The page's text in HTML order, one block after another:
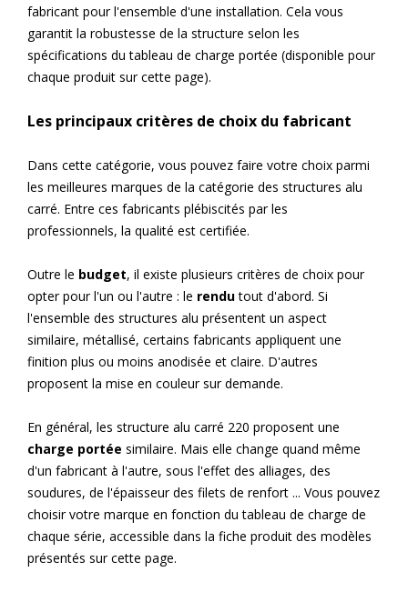
fabricant pour l'ensemble d'une installation. Cela vous
garantit la robustesse de la structure selon les
spécifications du tableau de charge portée (disponible pour
chaque produit sur cette page).
Les principaux critères de choix du fabricant
Dans cette catégorie, vous pouvez faire votre choix parmi
les meilleures marques de la catégorie des structures alu
carré. Entre ces fabricants plébiscités par les
professionnels, la qualité est certifiée.
Outre le budget, il existe plusieurs critères de choix pour
opter pour l'un ou l'autre : le rendutout d'abord. Si
l'ensemble des structures alu présentent un aspect
similaire, métallisé, certains fabricants appliquent une
finition plus ou moins anodisée et claire. D'autres
proposent la mise en couleur sur demande.
En général, les structure alu carré 220 proposent une
charge portée similaire. Mais elle change quand même
d'un fabricant à l'autre, sous l'effet des alliages, des
soudures, de l'épaisseur des filets de renfort ... Vous pouvez
choisir votre marque en fonction du tableau de charge de
chaque série, accessible dans la fiche produit des modèles
présentés sur cette page.